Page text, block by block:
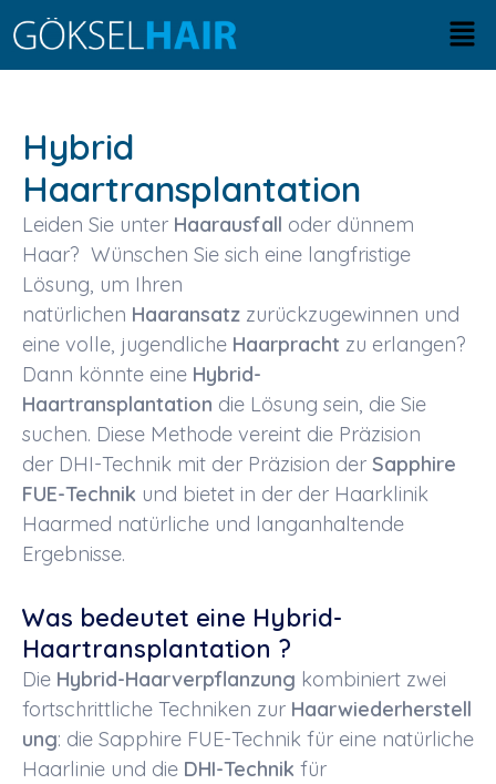
Zum
Inhalt
springen
Hybrid
Haartransplantation
Leiden Sie unter Haarausfall oder dünnem
Haar? Wünschen Sie sich eine langfristige
Lösung, um Ihren
natürlichen Haaransatz zurückzugewinnen und
eine volle, jugendliche Haarpracht zu erlangen?
Dann könnte eine Hybrid-
Haartransplantation die Lösung sein, die Sie
suchen. Diese Methode vereint die Präzision
der DHI-Technik mit der Präzision der Sapphire
FUE-Technik und bietet in der der Haarklinik
Haarmed natürliche und langanhaltende
Ergebnisse.
Was bedeutet eine Hybrid-
Haartransplantation ?
Die Hybrid-Haarverpflanzung kombiniert zwei
fortschrittliche Techniken zur Haarwiederherstell
ung: die Sapphire FUE-Technik für eine natürliche
Haarlinie und die DHI-Technik für